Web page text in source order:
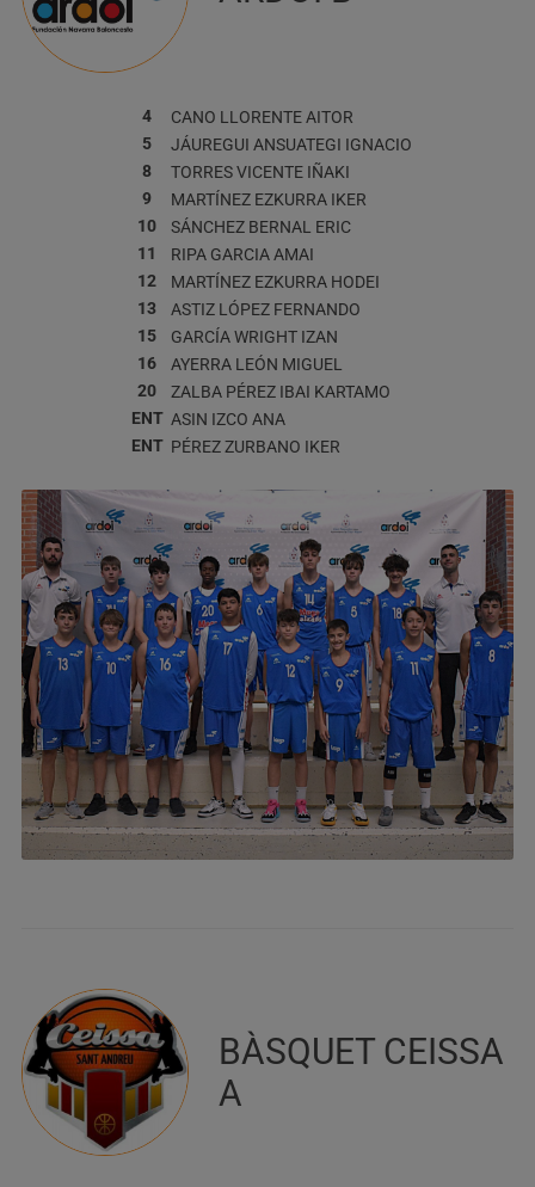
4 CANO LLORENTE AITOR
5
JÁUREGUI ANSUATEGI IGNACIO
8
TORRES VICENTE IÑAKI
9
MARTÍNEZ EZKURRA IKER
10
SÁNCHEZ BERNAL ERIC
11
RIPA GARCIA AMAI
12
MARTÍNEZ EZKURRA HODEI
13
ASTIZ LÓPEZ FERNANDO
15
GARCÍA WRIGHT IZAN
16
AYERRA LEÓN MIGUEL
20
ZALBA PÉREZ IBAI KARTAMO
ENT ASIN IZCO ANA
ENT PÉREZ ZURBANO IKER
BÀSQUET CEISSA
A